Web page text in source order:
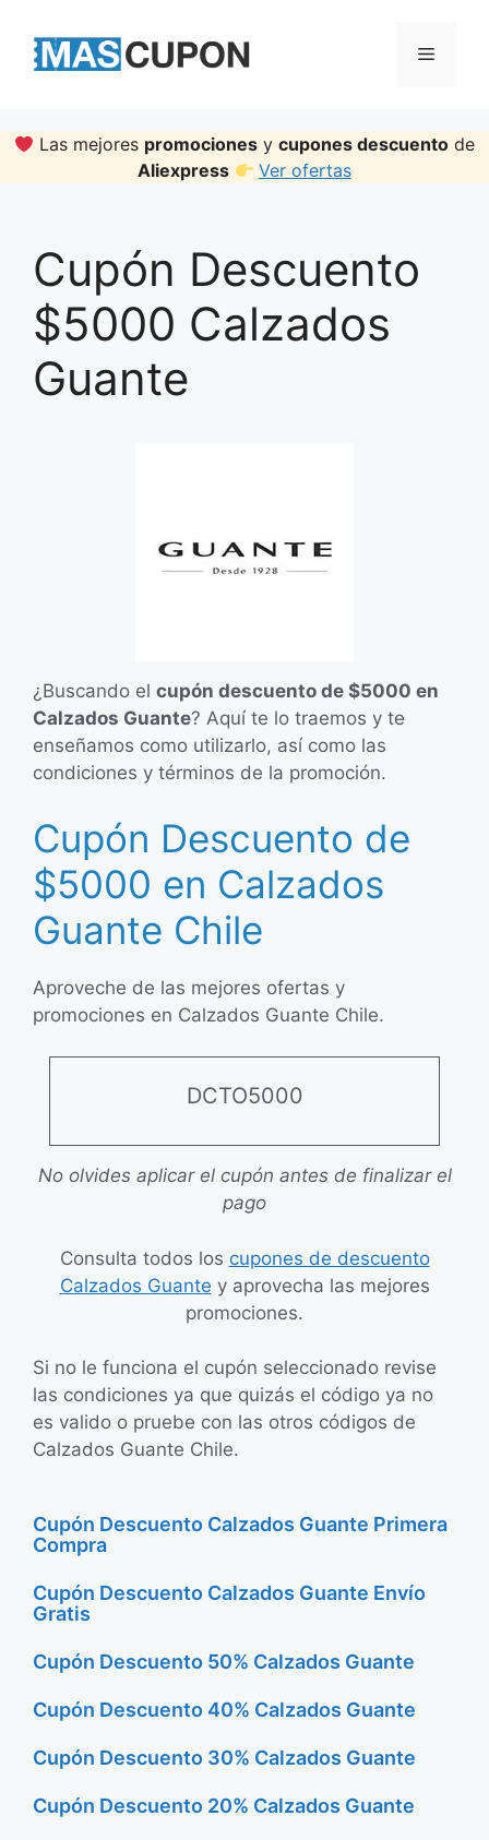
content
Menu
Las mejores promociones ycupones descuento de
Aliexpress
Ver ofertas
Cupón Descuento
$5000 Calzados
Guante
¿Buscando el cupón descuento de $5000 en
Calzados Guante? Aquí te lo traemos y te
enseñamos como utilizarlo, así como las
condiciones y términos de la promoción.
Cupón Descuento de
$5000 en Calzados
Guante Chile
Aproveche de las mejores ofertas y
promociones en Calzados Guante Chile.
DCTO5000
No olvides aplicar el cupón antes de finalizar el
pago
Consulta todos los cupones de descuento
Calzados Guante y aprovecha las mejores
promociones.
Si no le funciona el cupón seleccionado revise
las condiciones ya que quizás el código ya no
es valido o pruebe con las otros códigos de
Calzados Guante Chile.
Cupón Descuento Calzados Guante Primera
Compra
Cupón Descuento Calzados Guante Envío
Gratis
Cupón Descuento 50% Calzados Guante
Cupón Descuento 40% Calzados Guante
Cupón Descuento 30% Calzados Guante
Cupón Descuento 20% Calzados Guante